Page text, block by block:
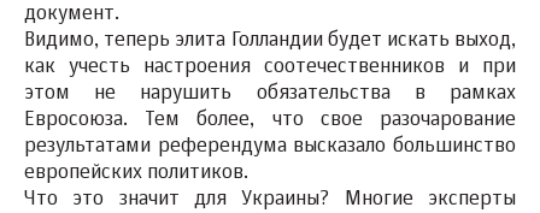
документ.
Видимо, теперь элита Голландии будет искать выход,
как учесть настроения соотечественников и при
этом не нарушить обязательства в рамках
Евросоюза. Тем более, что свое разочарование
результатами референдума высказало большинство
европейских политиков.
Что это значит для Украины? Многие эксперты